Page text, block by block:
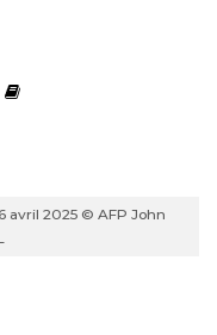
LINKEDIN
avril 2025 © AFP John